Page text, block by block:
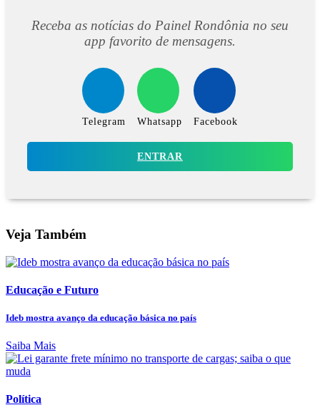
Receba as notícias do Painel Rondônia no seu
app favorito de mensagens.
Telegram Whatsapp Facebook
ENTRAR
Veja Também
Educação e Futuro
Ideb mostra avanço da educação básica no país
Saiba Mais
Política